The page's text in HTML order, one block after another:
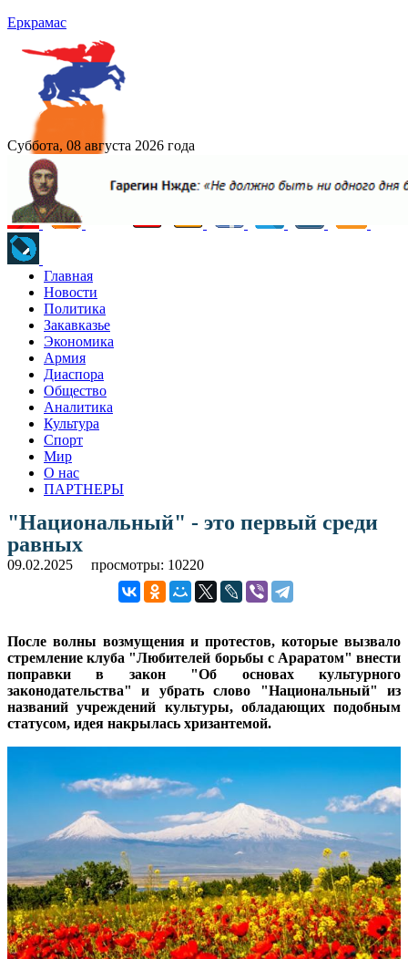
Еркрамас
Суббота, 08 августа 2026 года
Главная
Новости
Политика
Закавказье
Экономика
Армия
Диаспора
Общество
Аналитика
Культура
Спорт
Мир
О нас
ПАРТНЕРЫ
"Национальный" - это первый среди
равных
09.02.2025 просмотры: 10220
После волны возмущения и протестов, которые вызвало
стремление клуба "Любителей борьбы с Араратом" внести
поправки в закон "Об основах культурного
законодательства" и убрать слово "Национальный" из
названий учреждений культуры, обладающих подобным
статусом, идея накрылась хризантемой.